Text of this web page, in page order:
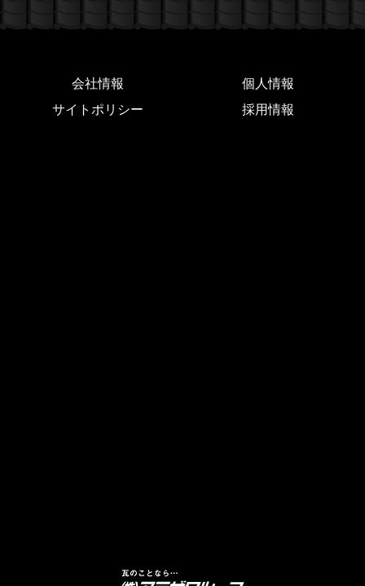
会社情報
個人情報
サイトポリシー
採用情報